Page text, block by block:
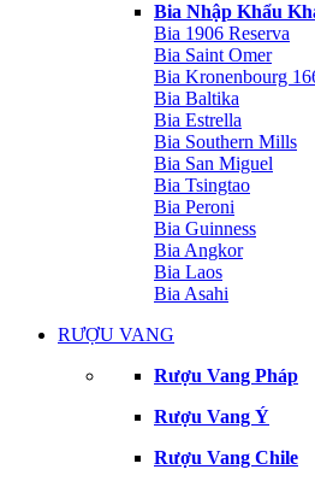
Bia Nhập Khẩu
Bia 1906 Reserva
Bia Saint Omer
Bia Kronenbourg
Bia Baltika
Bia Estrella
Bia Southern Mills
Bia San Miguel
Bia Tsingtao
Bia Peroni
Bia Guinness
Bia Angkor
Bia Laos
Bia Asahi
RƯỢU VANG
Rượu Vang Pháp
Rượu Vang Ý
Rượu Vang Chile